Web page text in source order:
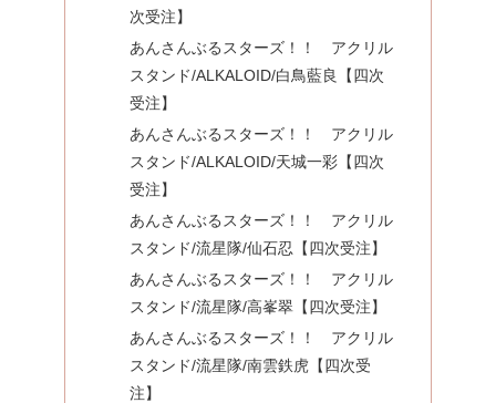
次受注】
あんさんぶるスターズ！！ アクリル
スタンド/ALKALOID/白鳥藍良【四次
受注】
あんさんぶるスターズ！！ アクリル
スタンド/ALKALOID/天城一彩【四次
受注】
あんさんぶるスターズ！！ アクリル
スタンド/流星隊/仙石忍【四次受注】
あんさんぶるスターズ！！ アクリル
スタンド/流星隊/高峯翠【四次受注】
あんさんぶるスターズ！！ アクリル
スタンド/流星隊/南雲鉄虎【四次受
注】